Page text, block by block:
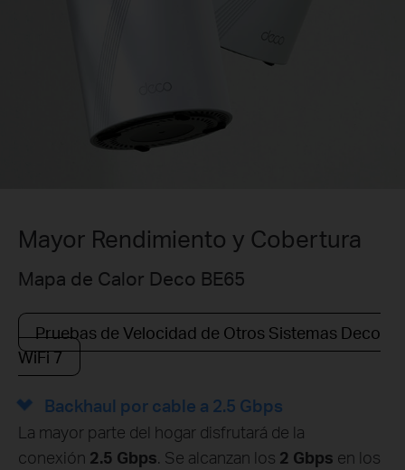
Mayor Rendimiento y Cobertura
Mapa de Calor Deco BE65
Pruebas de Velocidad de Otros Sistemas Deco
WiFi 7
Backhaul por cable a 2.5 Gbps
La mayor parte del hogar disfrutará de la
conexión 2.5 Gbps . Se alcanzan los 2 Gbps en los